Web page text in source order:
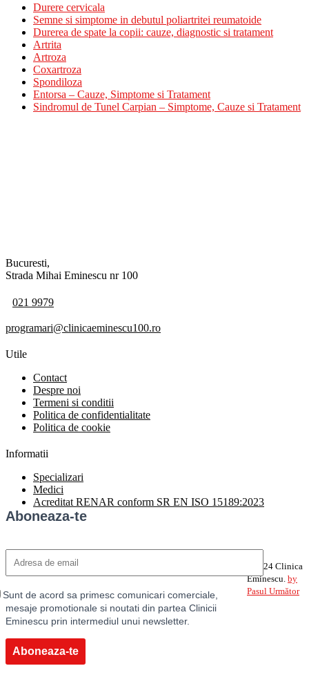
Durere cervicala
Semne si simptome in debutul poliartritei reumatoide
Durerea de spate la copii: cauze, diagnostic si tratament
Artrita
Artroza
Coxartroza
Spondiloza
Entorsa – Cauze, Simptome si Tratament
Sindromul de Tunel Carpian – Simptome, Cauze si Tratament
Bucuresti,
Strada Mihai Eminescu nr 100
021 9979
programari@clinicaeminescu100.ro
Utile
Contact
Despre noi
Termeni si conditii
Politica de confidentialitate
Politica de cookie
Informatii
Specializari
Medici
Acreditat RENAR conform SR EN ISO 15189:2023
Aboneaza-te
Sunt de acord sa primesc comunicari comerciale,
mesaje promotionale si noutati din partea Clinicii
Eminescu prin intermediul unui newsletter.
Aboneaza-te
©2024 Clinica
Eminescu. by
Pasul Următor